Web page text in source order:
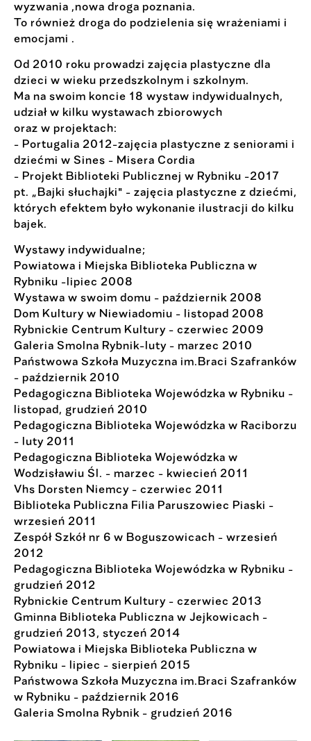
wyzwania ,nowa droga poznania.
To również droga do podzielenia się wrażeniami i
emocjami .
Od 2010 roku prowadzi zajęcia plastyczne dla
dzieci w wieku przedszkolnym i szkolnym.
Ma na swoim koncie 18 wystaw indywidualnych,
udział w kilku wystawach zbiorowych
oraz w projektach:
- Portugalia 2012-zajęcia plastyczne z seniorami i
dziećmi w Sines - Misera Cordia
- Projekt Biblioteki Publicznej w Rybniku -2017
pt. „Bajki słuchajki" - zajęcia plastyczne z dziećmi,
których efektem było wykonanie ilustracji do kilku
bajek.
Wystawy indywidualne;
Powiatowa i Miejska Biblioteka Publiczna w
Rybniku -lipiec 2008
Wystawa w swoim domu - październik 2008
Dom Kultury w Niewiadomiu - listopad 2008
Rybnickie Centrum Kultury - czerwiec 2009
Galeria Smolna Rybnik-luty - marzec 2010
Państwowa Szkoła Muzyczna im.Braci Szafranków
- październik 2010
Pedagogiczna Biblioteka Wojewódzka w Rybniku -
listopad, grudzień 2010
Pedagogiczna Biblioteka Wojewódzka w Raciborzu
- luty 2011
Pedagogiczna Biblioteka Wojewódzka w
Wodzisławiu Śl. - marzec - kwiecień 2011
Vhs Dorsten Niemcy - czerwiec 2011
Biblioteka Publiczna Filia Paruszowiec Piaski -
wrzesień 2011
Zespół Szkół nr 6 w Boguszowicach - wrzesień
2012
Pedagogiczna Biblioteka Wojewódzka w Rybniku -
grudzień 2012
Rybnickie Centrum Kultury - czerwiec 2013
Gminna Biblioteka Publiczna w Jejkowicach -
grudzień 2013, styczeń 2014
Powiatowa i Miejska Biblioteka Publiczna w
Rybniku - lipiec - sierpień 2015
Państwowa Szkoła Muzyczna im.Braci Szafranków
w Rybniku - październik 2016
Galeria Smolna Rybnik - grudzień 2016